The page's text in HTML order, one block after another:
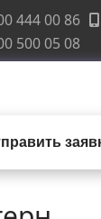
444 00 86
500 05 08